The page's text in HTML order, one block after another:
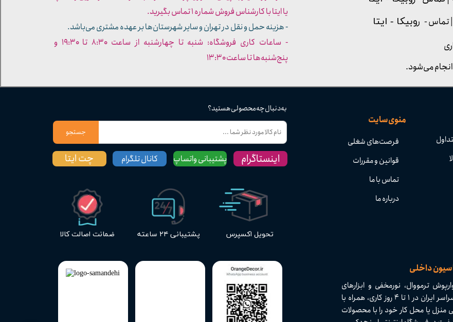
داخلی
تحویل اکسپرس پشتیبانی ۲۴ ساعته ضمانت اصالت کالا
منوی سایت
فرصت‌های شغلی
قوانین و مقررات
تماس با ما
درباره ما
به دنبال چه محصولی هستید؟
جستجو
ترمووال، نورمخفی و ابزارهای
دکوراسیون داخلی با کیفیت بالا و تنوع بی‌نظیر. ارسال سریع به سراسر ایران در ۱ تا ۴ روز کاری، همراه با
یا محل کار خود را با محصولات
پشتیبانی واتساپ چت ایتا کانال تلگرام اینستاگرام
| تماس - روبیکا - ایتا
یا ایتا با کارشناس فروش شماره ۱ تماس بگیرید.
- هزینه حمل و نقل در تهران و سایر شهرستان‌ها بر عهده مشتری می‌باشد.
- ساعات کاری فروشگاه: شنبه تا چهارشنبه از ساعت ۸:۳۰ تا ۱۹:۳۰ و
پنج‌شنبه‌ها تا ساعت ۱۳:۳۰​​​​​​​
انجام می‌شود.